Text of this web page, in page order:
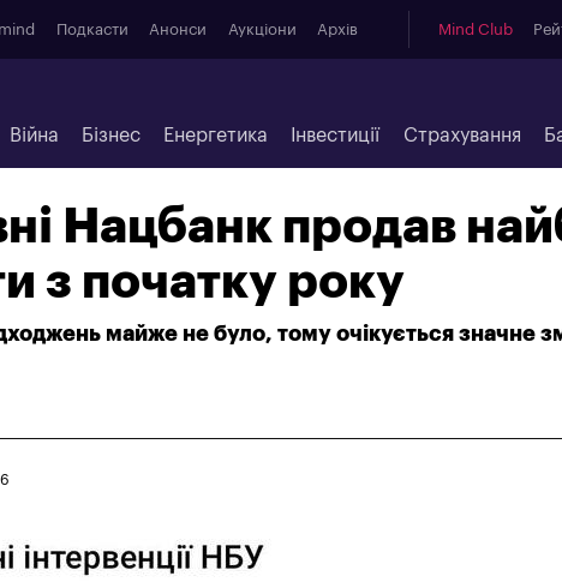
Подкасти Анонси Аукціони Архів Mind Club
Війна Бізнес Енергетика Інвестиції Страхування
Нацбанк продав
з початку року
майже не було, тому очікується значне